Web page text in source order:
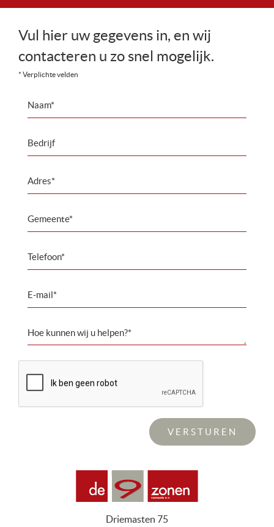
Vul hier uw gegevens in, en wij
contacteren u zo snel mogelijk.
* Verplichte velden
Driemasten 75